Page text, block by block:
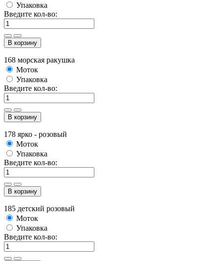
Упаковка
Введите кол-во:
В корзину
168 морская ракушка
Моток
Упаковка
Введите кол-во:
В корзину
178 ярко - розовый
Моток
Упаковка
Введите кол-во:
В корзину
185 детский розовый
Моток
Упаковка
Введите кол-во: